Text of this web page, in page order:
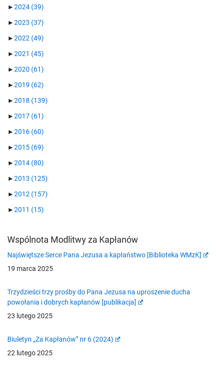
►2024 (39)
►2023 (37)
►2022 (49)
►2021 (45)
►2020 (61)
►2019 (62)
►2018 (139)
►2017 (61)
►2016 (60)
►2015 (69)
►2014 (80)
►2013 (125)
►2012 (157)
►2011 (15)
Wspólnota Modlitwy za Kapłanów
Najświętsze Serce Pana Jezusa a kapłaństwo [Biblioteka WMzK]
19 marca 2025
Trzydzieści trzy prośby do Pana Jezusa na uproszenie ducha
powołania i dobrych kapłanów [publikacja]
23 lutego 2025
Biuletyn „Za Kapłanów” nr 6 (2024)
22 lutego 2025